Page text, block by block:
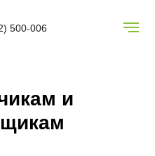
500-006
и